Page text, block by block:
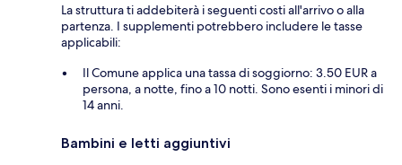
La struttura ti addebiterà i seguenti costi all'arrivo o alla
partenza. I supplementi potrebbero includere le tasse
applicabili:
Il Comune applica una tassa di soggiorno: 3.50 EUR a
persona, a notte, fino a 10 notti. Sono esenti i minori di
14 anni.
Bambini e letti aggiuntivi